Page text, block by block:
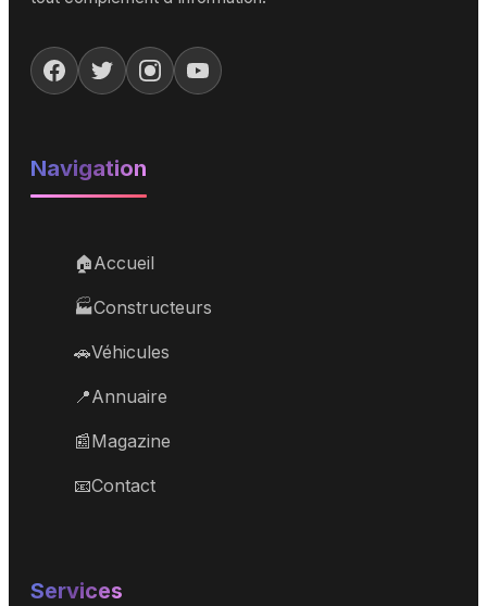
Navigation
🏠Accueil
🏭Constructeurs
🚗Véhicules
📍Annuaire
📰Magazine
📧Contact
Services